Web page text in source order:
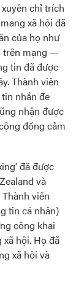
chỉ trích
xã hội đã
của họ như
trên mạng —
tin đã được
Thành viên
nhắn đe
nhận được
đồng cảm
đã được
và
viên
tin cá nhân)
công khai
hội. Họ đã
xã hội và